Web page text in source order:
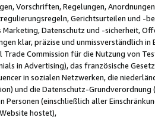
Vorschriften, Regelungen,
Gerichtsurteilen und -
Datenschutz und -sicherheit,
klar, präzise und unmissverständlich
Trade Commission für die Nutzung von
in Advertising), das französische
in sozialen Netzwerken, die
und die Datenschutz-
Personen (einschließlich aller
hostet),